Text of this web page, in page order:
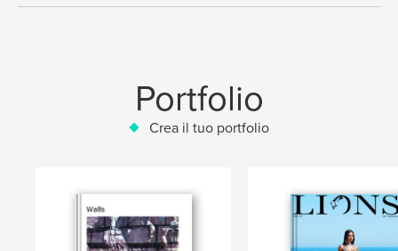
Portfolio
Crea il tuo portfolio